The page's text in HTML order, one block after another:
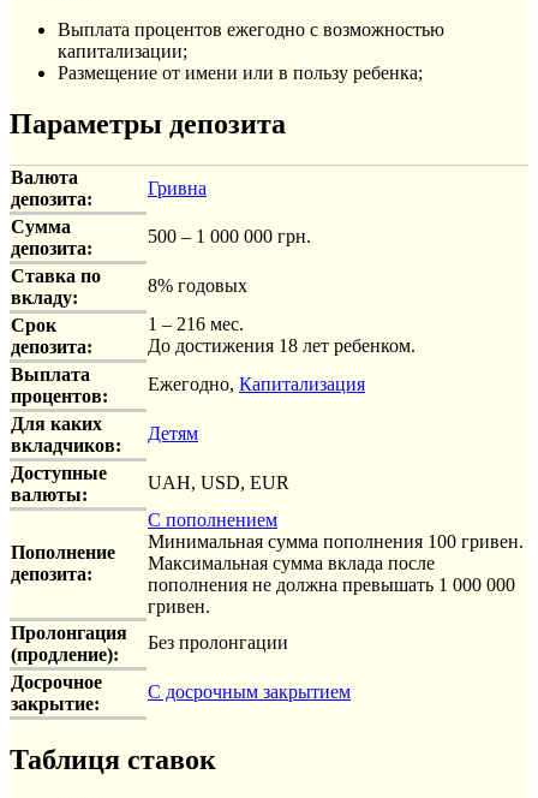
Выплата процентов ежегодно с возможностью
капитализации;
Размещение от имени или в пользу ребенка;
Параметры депозита
Валюта
депозита:
Гривна
Сумма
депозита:
500 – 1 000 000 грн.
Ставка по
вкладу:
8% годовых
Срок
депозита:
1 – 216 мес.
До достижения 18 лет ребенком.
Выплата
процентов:
Ежегодно, Капитализация
Для каких
вкладчиков:
Детям
Доступные
валюты:
UAH, USD, EUR
Пополнение
депозита:
С пополнением
Минимальная сумма пополнения 100 гривен.
Максимальная сумма вклада после
пополнения не должна превышать 1 000 000
гривен.
Пролонгация
(продление):
Без пролонгации
Досрочное
закрытие:
С досрочным закрытием
Таблиця ставок